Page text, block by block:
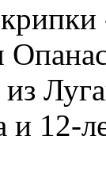
12-